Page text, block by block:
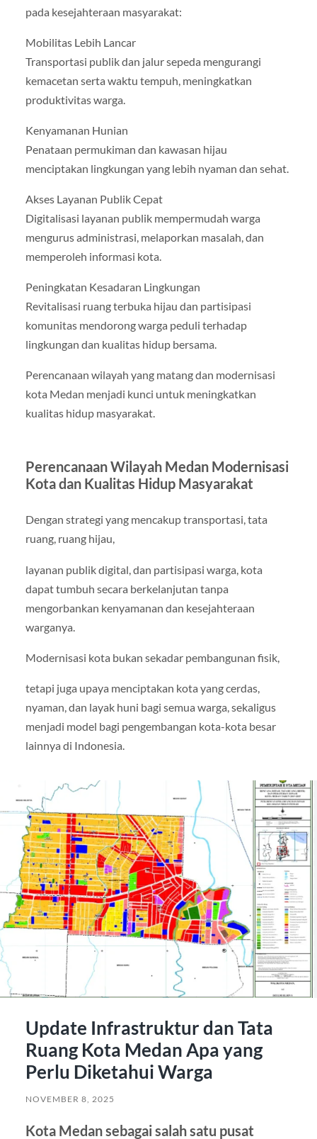
pada kesejahteraan masyarakat:
Mobilitas Lebih Lancar
Transportasi publik dan jalur sepeda mengurangi
kemacetan serta waktu tempuh, meningkatkan
produktivitas warga.
Kenyamanan Hunian
Penataan permukiman dan kawasan hijau
menciptakan lingkungan yang lebih nyaman dan sehat.
Akses Layanan Publik Cepat
Digitalisasi layanan publik mempermudah warga
mengurus administrasi, melaporkan masalah, dan
memperoleh informasi kota.
Peningkatan Kesadaran Lingkungan
Revitalisasi ruang terbuka hijau dan partisipasi
komunitas mendorong warga peduli terhadap
lingkungan dan kualitas hidup bersama.
Perencanaan wilayah yang matang dan modernisasi
kota Medan menjadi kunci untuk meningkatkan
kualitas hidup masyarakat.
Perencanaan Wilayah Medan Modernisasi
Kota dan Kualitas Hidup Masyarakat
Dengan strategi yang mencakup transportasi, tata
ruang, ruang hijau,
layanan publik digital, dan partisipasi warga, kota
dapat tumbuh secara berkelanjutan tanpa
mengorbankan kenyamanan dan kesejahteraan
warganya.
Modernisasi kota bukan sekadar pembangunan fisik,
tetapi juga upaya menciptakan kota yang cerdas,
nyaman, dan layak huni bagi semua warga, sekaligus
menjadi model bagi pengembangan kota-kota besar
lainnya di Indonesia.
Update Infrastruktur dan Tata
Ruang Kota Medan Apa yang
Perlu Diketahui Warga
NOVEMBER 8, 2025
Kota Medan sebagai salah satu pusat